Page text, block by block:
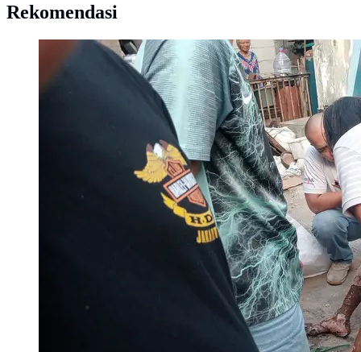
Rekomendasi